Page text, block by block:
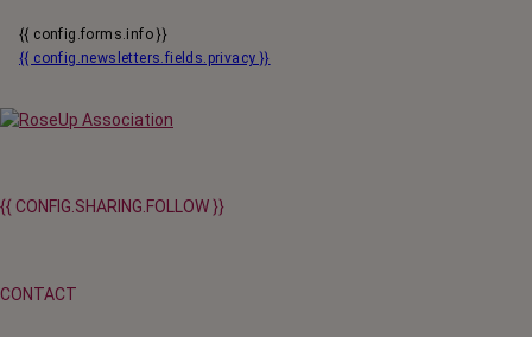
{{ config.forms.info }}
{{ config.newsletters.fields.privacy }}
{{ CONFIG.SHARING.FOLLOW }}
CONTACT